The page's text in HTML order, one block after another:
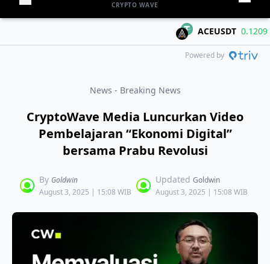
CRYPTO WAVE
ACEUSDT 0.1209
Powered by
News - Breaking News
CryptoWave Media Luncurkan Video
Pembelajaran “Ekonomi Digital”
bersama Prabu Revolusi
By Goldwin
August 3, 2025 | 15:08 WIB
Updated Goldwin
August 3, 2025 | 15:08 WIB